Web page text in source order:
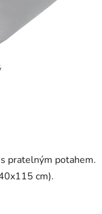
pratelným potahem.
cm).